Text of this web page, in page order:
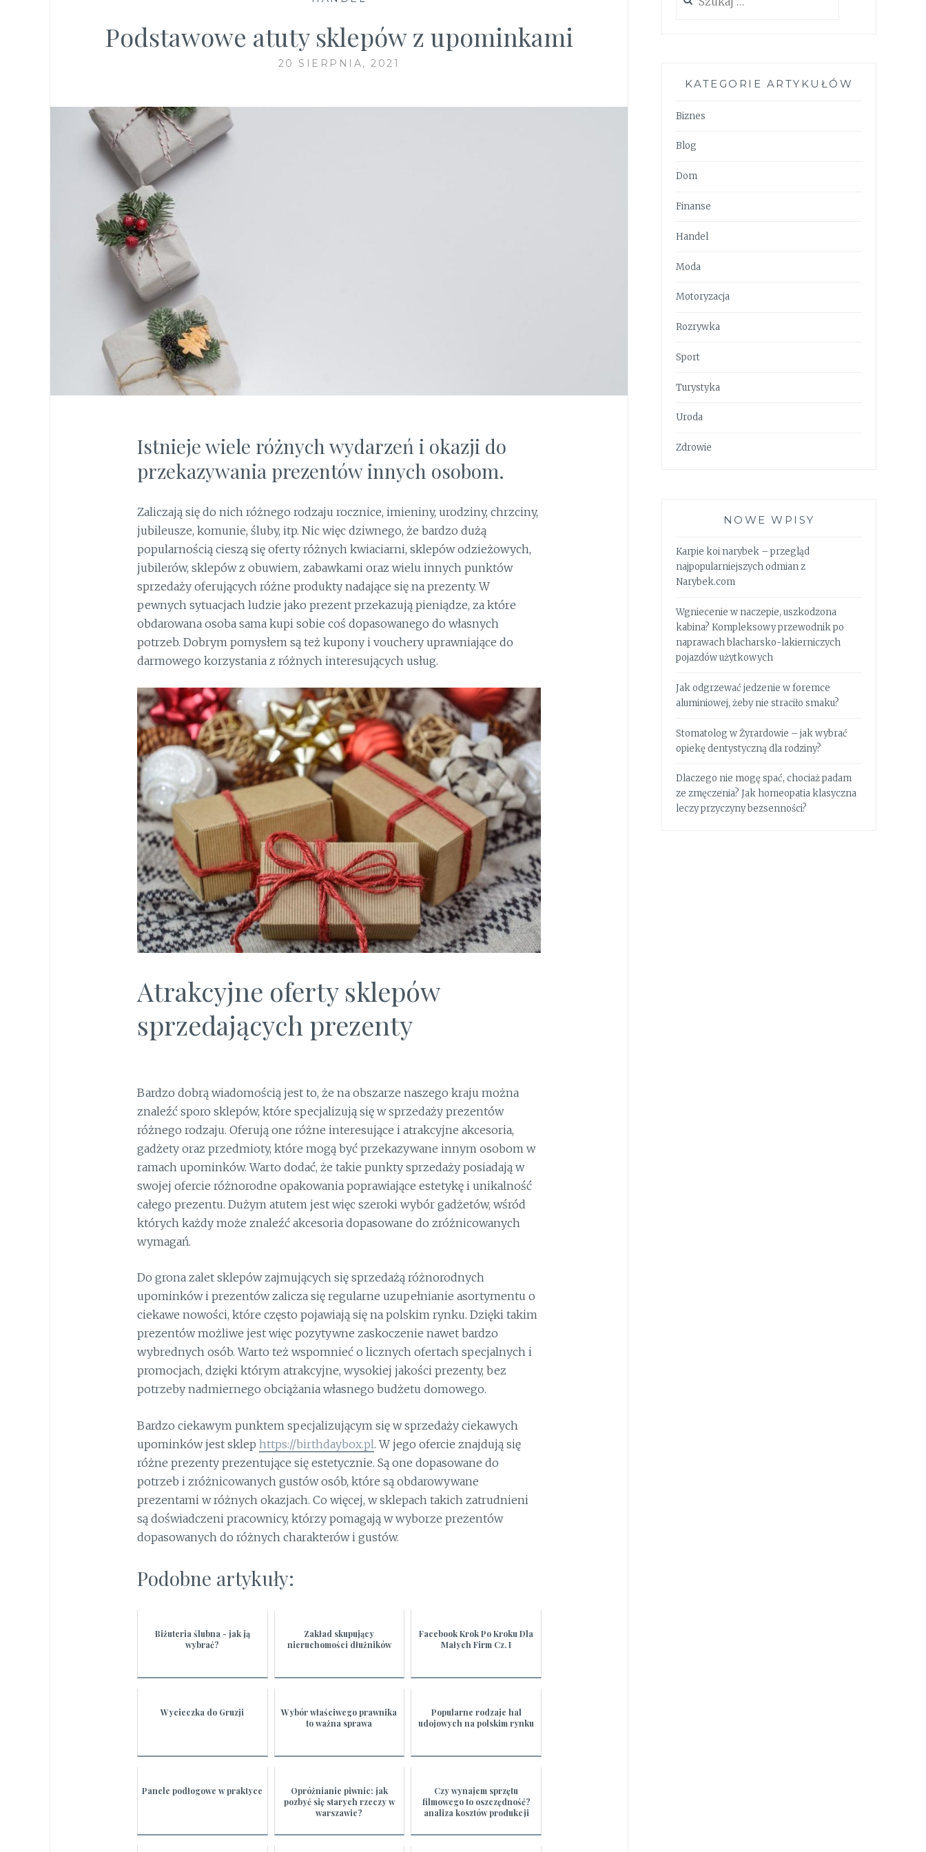
Podstawowe atuty sklepów z upominkami
20 SIERPNIA, 2021
Istnieje wiele różnych wydarzeń i okazji do
przekazywania prezentów innych osobom.
Zaliczają się do nich różnego rodzaju rocznice, imieniny, urodziny, chrzciny,
jubileusze, komunie, śluby, itp. Nic więc dziwnego, że bardzo dużą
popularnością cieszą się oferty różnych kwiaciarni, sklepów odzieżowych,
jubilerów, sklepów z obuwiem, zabawkami oraz wielu innych punktów
sprzedaży oferujących różne produkty nadające się na prezenty. W
pewnych sytuacjach ludzie jako prezent przekazują pieniądze, za które
obdarowana osoba sama kupi sobie coś dopasowanego do własnych
potrzeb. Dobrym pomysłem są też kupony i vouchery uprawniające do
darmowego korzystania z różnych interesujących usług.
Atrakcyjne oferty sklepów
sprzedających prezenty
Bardzo dobrą wiadomością jest to, że na obszarze naszego kraju można
znaleźć sporo sklepów, które specjalizują się w sprzedaży prezentów
różnego rodzaju. Oferują one różne interesujące i atrakcyjne akcesoria,
gadżety oraz przedmioty, które mogą być przekazywane innym osobom w
ramach upominków. Warto dodać, że takie punkty sprzedaży posiadają w
swojej ofercie różnorodne opakowania poprawiające estetykę i unikalność
całego prezentu. Dużym atutem jest więc szeroki wybór gadżetów, wśród
których każdy może znaleźć akcesoria dopasowane do zróżnicowanych
wymagań.
Do grona zalet sklepów zajmujących się sprzedażą różnorodnych
upominków i prezentów zalicza się regularne uzupełnianie asortymentu o
ciekawe nowości, które często pojawiają się na polskim rynku. Dzięki takim
prezentów możliwe jest więc pozytywne zaskoczenie nawet bardzo
wybrednych osób. Warto też wspomnieć o licznych ofertach specjalnych i
promocjach, dzięki którym atrakcyjne, wysokiej jakości prezenty, bez
potrzeby nadmiernego obciążania własnego budżetu domowego.
Bardzo ciekawym punktem specjalizującym się w sprzedaży ciekawych
upominków jest sklep https://birthdaybox.pl. W jego ofercie znajdują się
różne prezenty prezentujące się estetycznie. Są one dopasowane do
potrzeb i zróżnicowanych gustów osób, które są obdarowywane
prezentami w różnych okazjach. Co więcej, w sklepach takich zatrudnieni
są doświadczeni pracownicy, którzy pomagają w wyborze prezentów
dopasowanych do różnych charakterów i gustów.
Podobne artykuły:
Biżuteria ślubna - jak ją
wybrać?
Zakład skupujący
nieruchomości dłużników
Facebook Krok Po Kroku Dla
Małych Firm Cz. I
Wycieczka do Gruzji
Wybór właściwego prawnika
to ważna sprawa
Popularne rodzaje hal
udojowych na polskim rynku
Panele podłogowe w praktyce
Opróżnianie piwnic: jak
pozbyć się starych rzeczy w
warszawie?
Czy wynajem sprzętu
filmowego to oszczędność?
analiza kosztów produkcji
KATEGORIE ARTYKUŁÓW
Biznes
Blog
Dom
Finanse
Handel
Moda
Motoryzacja
Rozrywka
Sport
Turystyka
Uroda
Zdrowie
NOWE WPISY
Karpie koi narybek – przegląd
najpopularniejszych odmian z
Narybek.com
Wgniecenie w naczepie, uszkodzona
kabina? Kompleksowy przewodnik po
naprawach blacharsko-lakierniczych
pojazdów użytkowych
Jak odgrzewać jedzenie w foremce
aluminiowej, żeby nie straciło smaku?
Stomatolog w Żyrardowie – jak wybrać
opiekę dentystyczną dla rodziny?
Dlaczego nie mogę spać, chociaż padam
ze zmęczenia? Jak homeopatia klasyczna
leczy przyczyny bezsenności?